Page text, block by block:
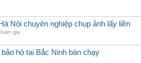
Nội chuyên nghiệp chụp ảnh lấy liền
gia
hộ tại Bắc Ninh bán chạy